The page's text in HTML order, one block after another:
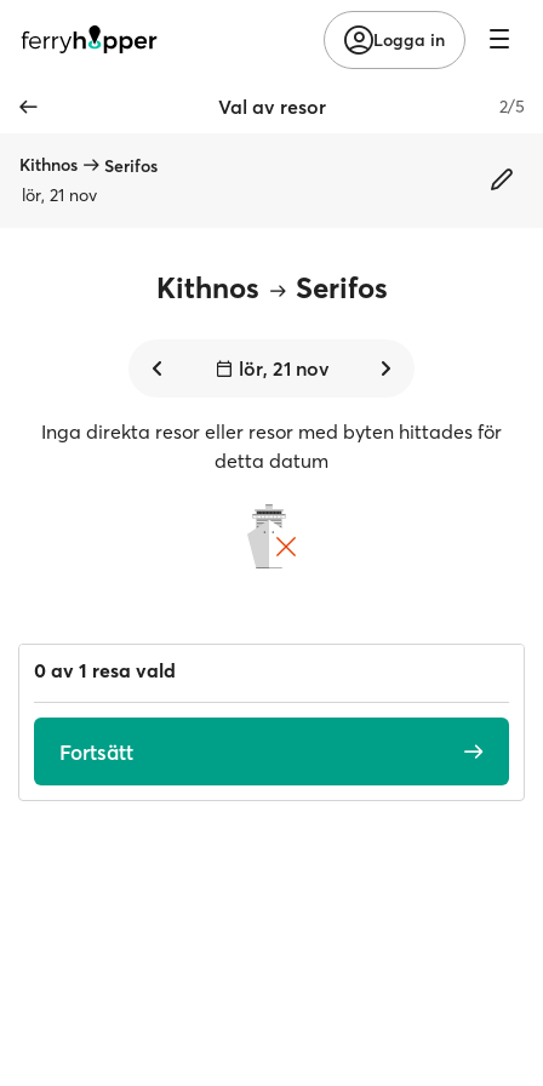
Logga in
Val av resor 2/5
Kithnos
Serifos
lör, 21 nov
Kithnos Serifos
lör, 21 nov
Inga direkta resor eller resor med byten hittades för
detta datum
0 av 1 resa vald
Fortsätt